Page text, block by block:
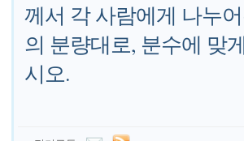
께서 각 사람에게 나누
의 분량대로, 분수에 맞
시오.